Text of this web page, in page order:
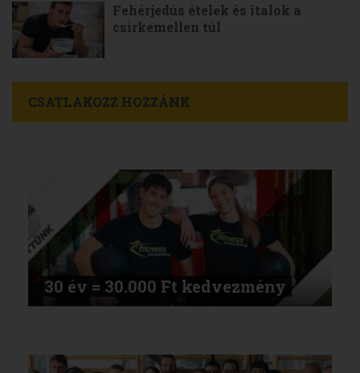
Fehérjedús ételek és italok a
csirkemellen túl
CSATLAKOZZ HOZZÁNK
30 év = 30.000 Ft kedvezmény